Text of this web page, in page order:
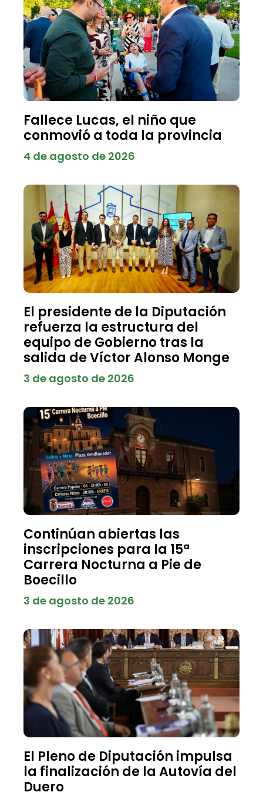
Fallece Lucas, el niño que
conmovió a toda la provincia
4 de agosto de 2026
El presidente de la Diputación
refuerza la estructura del
equipo de Gobierno tras la
salida de Víctor Alonso Monge
3 de agosto de 2026
Continúan abiertas las
inscripciones para la 15ª
Carrera Nocturna a Pie de
Boecillo
3 de agosto de 2026
El Pleno de Diputación impulsa
la finalización de la Autovía del
Duero